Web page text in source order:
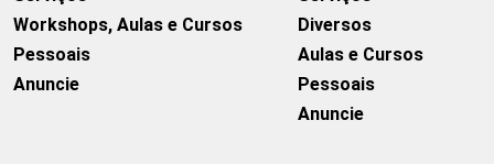
Workshops, Aulas e Cursos
Pessoais
Anuncie
Diversos
Aulas e Cursos
Pessoais
Anuncie